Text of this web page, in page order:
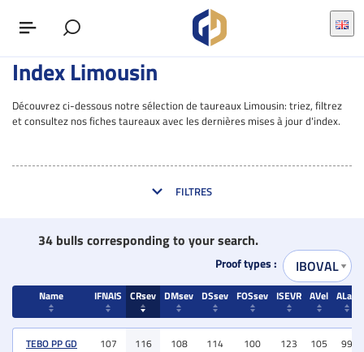
Index Limousin
Découvrez ci-dessous notre sélection de taureaux Limousin: triez, filtrez
et consultez nos fiches taureaux avec les dernières mises à jour d'index.
FILTRES
34 bulls corresponding to your search.
Proof types :
Name IFNAIS CRsev DMsev DSsev FOSsev ISEVR AVel ALait
Name IFNAIS CRsev DMsev DSsev FOSsev ISEVR AVel ALait
TEBO PP GD
107 116 108 114 100 123 105 99